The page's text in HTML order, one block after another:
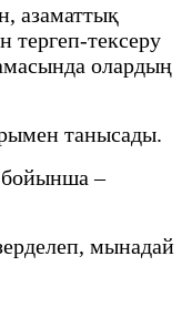
азаматтық
тергеп-тексеру
олардың
танысады.
бойынша –
мынадай